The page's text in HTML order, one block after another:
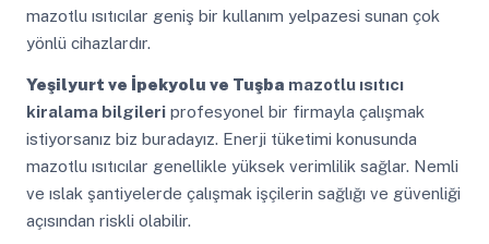
mazotlu ısıtıcılar geniş bir kullanım yelpazesi sunan çok
yönlü cihazlardır.
Yeşilyurt ve İpekyolu ve Tuşba mazotlu ısıtıcı
kiralama bilgileriprofesyonel bir firmayla çalışmak
istiyorsanız biz buradayız. Enerji tüketimi konusunda
mazotlu ısıtıcılar genellikle yüksek verimlilik sağlar. Nemli
ve ıslak şantiyelerde çalışmak işçilerin sağlığı ve güvenliği
açısından riskli olabilir.